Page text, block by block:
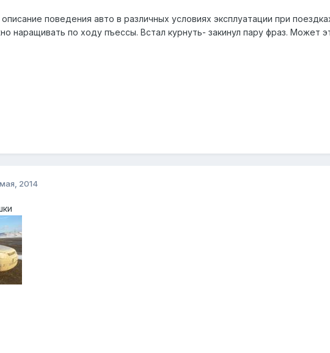
поведения авто в различных условиях эксплуатации при
наращивать по ходу пъессы. Встал курнуть- закинул пару фраз. Может
2014